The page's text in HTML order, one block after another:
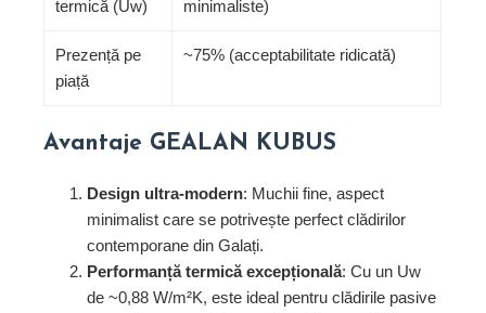
termică (Uw) minimaliste)
Prezență pe
piață
~75% (acceptabilitate ridicată)
Avantaje GEALAN KUBUS
Design ultra-modern: Muchii fine, aspect
minimalist care se potrivește perfect clădirilor
contemporane din Galați.
Performanță termică excepțională: Cu un Uw
de ~0,88 W/m²K, este ideal pentru clădirile pasive